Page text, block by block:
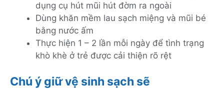
dụng cụ hút mũi hút đờm ra ngoài
Dùng khăn mềm lau sạch miệng và mũi bé
bằng nước ấm
Thực hiện 1 – 2 lần mỗi ngày để tình trạng
khò khè ở trẻ được cải thiện rõ rệt
Chú ý giữ vệ sinh sạch sẽ